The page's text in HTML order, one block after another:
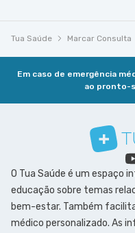
Tua Saúde Marcar Consulta
Em caso de emergência
ao pronto-
O Tua Saúde é um espaço
educação sobre temas
bem-estar. Também
médico personalizado. As